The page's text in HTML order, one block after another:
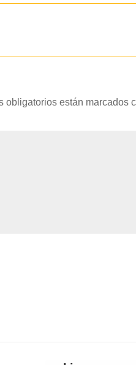
obligatorios están marcados